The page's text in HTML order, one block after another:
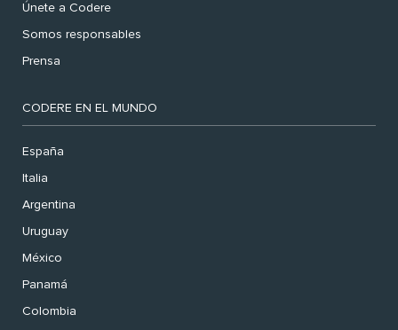
Únete a Codere
Somos responsables
Prensa
CODERE EN EL MUNDO
España
Italia
Argentina
Uruguay
México
Panamá
Colombia